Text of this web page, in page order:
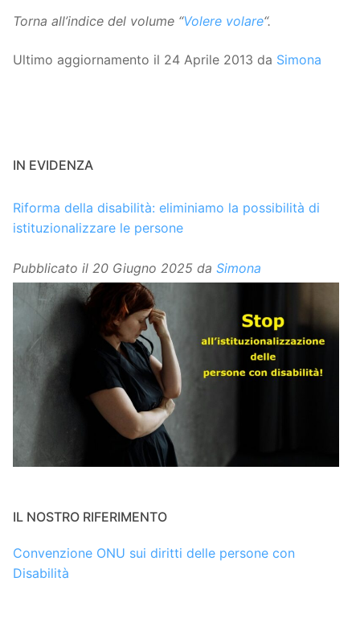
Torna all’indice del volume “Volere volare“.
Ultimo aggiornamento il 24 Aprile 2013 da Simona
IN EVIDENZA
Riforma della disabilità: eliminiamo la possibilità di
istituzionalizzare le persone
Pubblicato il 20 Giugno 2025 da Simona
IL NOSTRO RIFERIMENTO
Convenzione ONU sui diritti delle persone con
Disabilità